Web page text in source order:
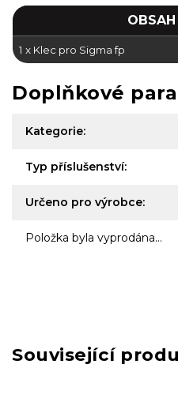
1 x Klec pro Sigma fp
Doplňkové
Kategorie:
Typ příslušenství:
Určeno pro výrobce:
Položka byla vyprodána…
Související